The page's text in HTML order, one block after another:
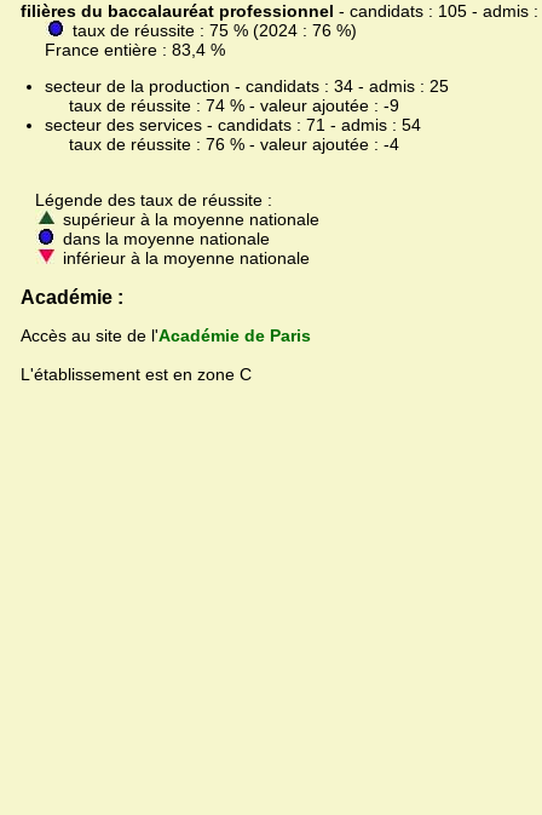
filières du baccalauréat professionnel - candidats : 105 - admis :
taux de réussite : 75 % (2024 : 76 %)
France entière : 83,4 %
secteur de la production - candidats : 34 - admis : 25
taux de réussite : 74 % - valeur ajoutée : -9
secteur des services - candidats : 71 - admis : 54
taux de réussite : 76 % - valeur ajoutée : -4
Légende des taux de réussite :
supérieur à la moyenne nationale
dans la moyenne nationale
inférieur à la moyenne nationale
Académie :
Accès au site de l'Académie de Paris
L'établissement est en zone C